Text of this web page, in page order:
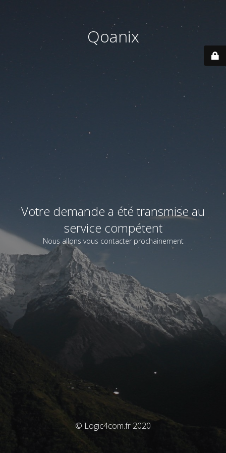
Qoanix
Votre demande a été transmise au
service compétent
Nous allons vous contacter prochainement
© Logic4com.fr 2020